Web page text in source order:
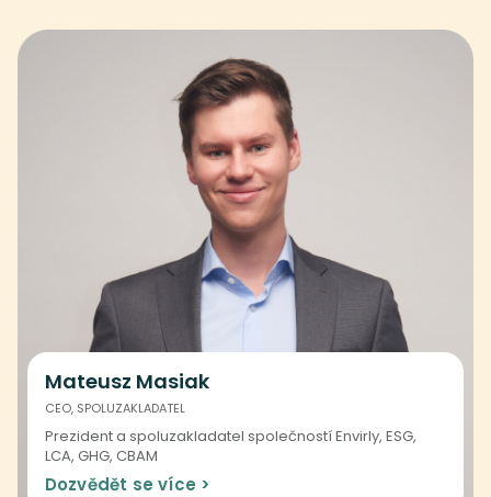
Mateusz Masiak
CEO, SPOLUZAKLADATEL
Prezident a spoluzakladatel společností Envirly, ESG,
LCA, GHG, CBAM
Dozvědět se více >